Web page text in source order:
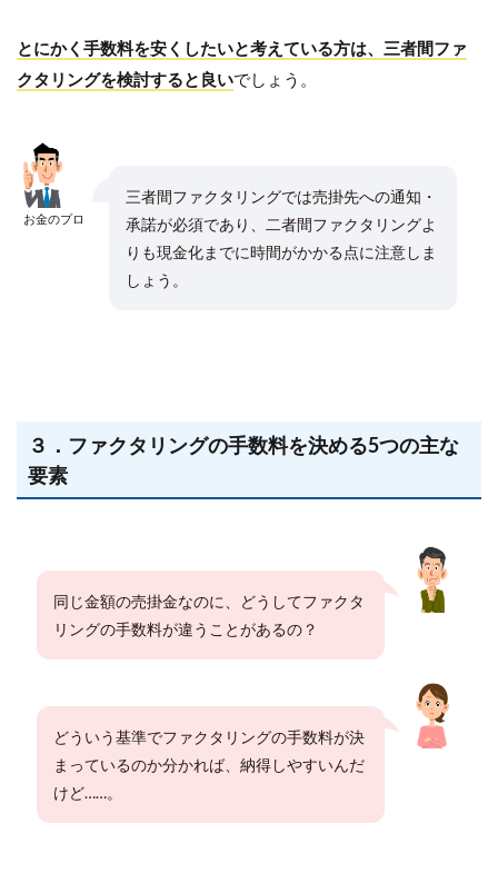
とにかく手数料を安くしたいと考えている方は、三者間ファ
クタリングを検討すると良いでしょう。
お金のプロ
三者間ファクタリングでは売掛先への通知・
承諾が必須であり、二者間ファクタリングよ
りも現金化までに時間がかかる点に注意しま
しょう。
３．ファクタリングの手数料を決める5つの主な
要素
同じ金額の売掛金なのに、どうしてファクタ
リングの手数料が違うことがあるの？
どういう基準でファクタリングの手数料が決
まっているのか分かれば、納得しやすいんだ
けど……。